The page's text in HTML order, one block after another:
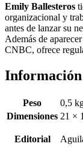
Emily Ballesteros
organizacional y
antes de lanzar su
Además de
CNBC, ofrece
Peso
0,5
Dimensiones 21 ×
Editorial